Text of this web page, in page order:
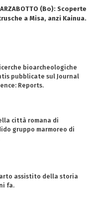
(Bo): Scoperte
a Misa, anzi Kainua.
bioarcheologiche
pubblicate sul Journal
Reports.
città romana di
gruppo marmoreo di
assistito della storia
fa.